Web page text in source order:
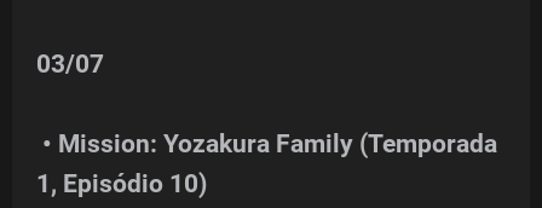
03/07
• Mission: Yozakura Family (Temporada
1, Episódio 10)